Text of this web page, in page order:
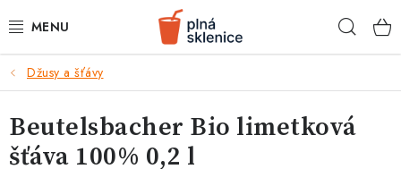
na
BARMANSKÉ POTŘEBY
SKLENICE NA KOKTEJLY
Džusy a šťávy
Beutelsbacher Bio limetková
šťáva 100% 0,2 l